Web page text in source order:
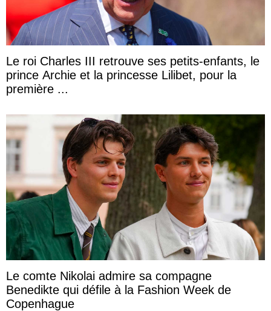
Le roi Charles III retrouve ses petits-enfants, le
prince Archie et la princesse Lilibet, pour la
première ...
Le comte Nikolai admire sa compagne
Benedikte qui défile à la Fashion Week de
Copenhague